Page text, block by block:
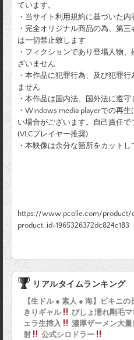
ています。
・当サイト利用規約に基づいた内
・完全オリジナル商品の為、第
は一切禁止致します
・フィクションであり登場人物
ざいません
・本作品に犯罪行為、及び犯罪
ません
・本作品は国内法、国外法に遵守
・Windows media playerでの再
い場合がございます。自己責任で
(VLCプレイヤー推奨)
・本映像は余分な箇所をカットし
https://www.pcolle.com/product/
product_id=1965326372dc824c183
リアルタイムランキング
【生ドル ● 素人 ● 海】ビキニの
きりギャル
びしょ濡れ剛毛マ
ェラ生挿入
濃厚ザーメン大
射
公式シロドラー